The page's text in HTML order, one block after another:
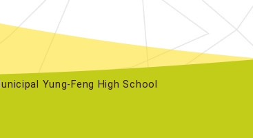
Yung-Feng High School